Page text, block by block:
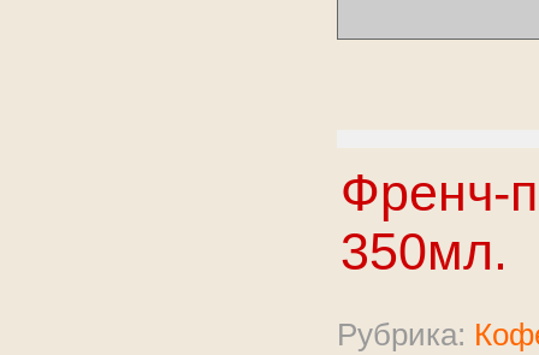
Френч-
350мл.
Рубрика: